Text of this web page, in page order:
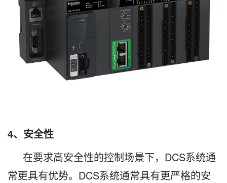
4、安全性
在要求高安全性的控制场景下，DCS系统通
常更具有优势。DCS系统通常具有更严格的安